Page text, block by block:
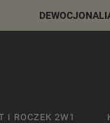
I ROCZEK 2W1